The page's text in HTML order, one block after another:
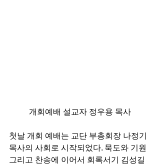
개회예배 설교자 정우용 목사
첫날 개회 예배는 교단 부총회장 나정기
목사의 사회로 시작되었다. 묵도와 기원
그리고 찬송에 이어서 회록서기 김성길